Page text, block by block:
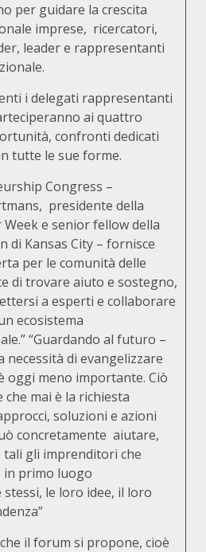
per guidare la crescita
imprese, ricercatori,
leader e rappresentanti
i delegati rappresentanti
ai quattro
confronti dedicati
tutte le sue forme.
Congress –
presidente della
e senior fellow della
di Kansas City – fornisce
per le comunità delle
di trovare aiuto e sostegno,
a esperti e collaborare
ecosistema
“Guardando al futuro –
di evangelizzare
oggi meno importante. Ciò
mai è la richiesta
soluzioni e azioni
concretamente aiutare,
gli imprenditori che
in primo luogo
le loro idee, il loro
il forum si propone, cioè